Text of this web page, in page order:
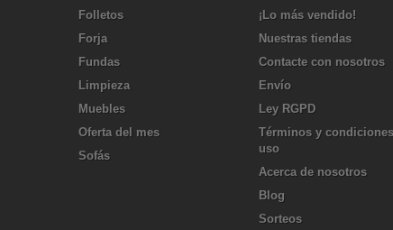
Folletos
Forja
Fundas
Limpieza
Muebles
Oferta del mes
Sofás
¡Lo más vendido!
Nuestras tiendas
Contacte con nosotros
Envío
Ley RGPD
Términos y
uso
Acerca de nosotros
Blog
Sorteos